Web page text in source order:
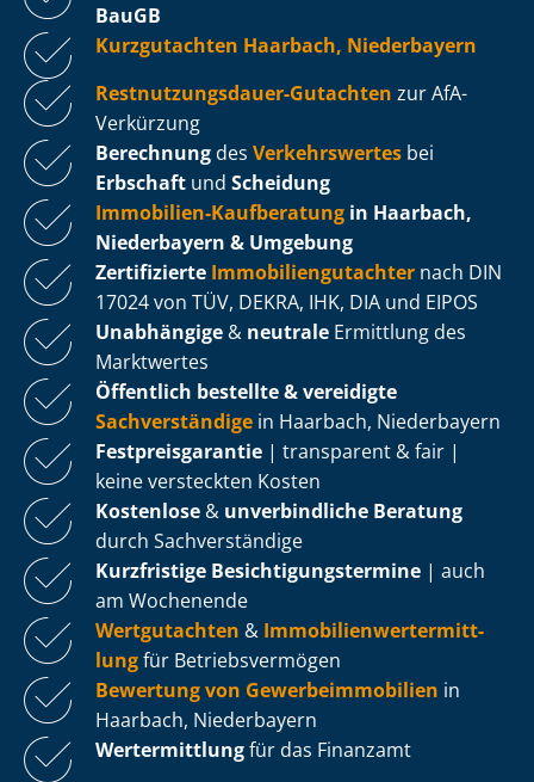
BauGB
Kurzgutachten Haarbach, Niederbayern
Rest­nut­zungs­dau­er-Gutachten zur AfA-
Verkürzung
Berechnung des Verkehrswertes bei
Erbschaft und Scheidung
Immobilien-Kaufberatung in Haarbach,
Niederbayern & Umgebung
Zertifizierte Im­mo­bi­li­en­gut­ach­ter nach DIN
17024 von TÜV, DEKRA, IHK, DIA und EIPOS
Unabhängige & neutrale Ermittlung des
Marktwertes
Öffentlich bestellte & vereidigte
Sachverständige in Haarbach, Niederbayern
Fest­preis­ga­ran­tie | transparent & fair |
keine versteckten Kosten
Kostenlose & unverbindliche Beratung
durch Sachverständige
Kurzfristige Be­sich­ti­gungs­ter­mi­ne | auch
am Wochenende
Wertgutachten & Im­mo­bi­li­en­wert­ermitt­
lungfür Be­triebs­ver­mö­gen
Bewertung von Ge­wer­be­im­mo­bi­li­en in
Haarbach, Niederbayern
Wertermittlungfür das Finanzamt